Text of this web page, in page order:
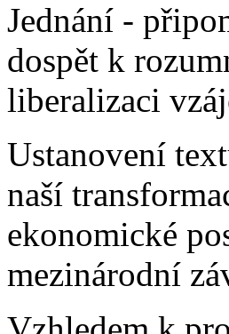
Jednání -
dospět k
liberalizaci
Ustanovení
naší
ekonomické
mezinárodní